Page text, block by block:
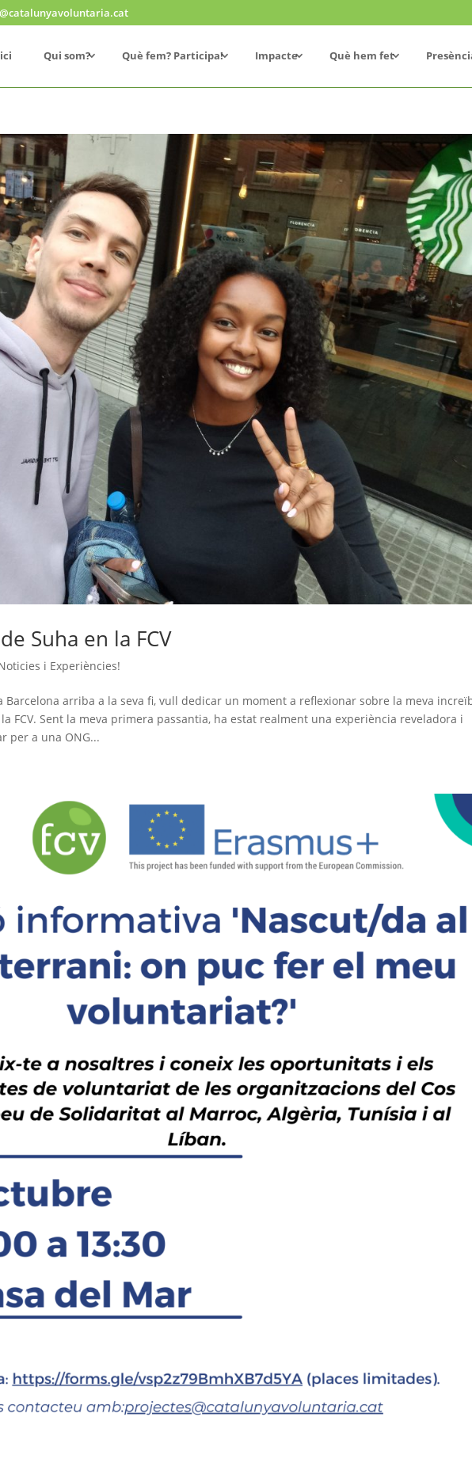
Qui som? Què fem? Participa! Impacte Què hem fet
Suha en la FCV
i Experiències!
Barcelona arriba a la seva fi, vull dedicar un moment a reflexionar sobre la meva
FCV. Sent la meva primera passantia, ha estat realment una experiència reveladora i
per a una ONG...